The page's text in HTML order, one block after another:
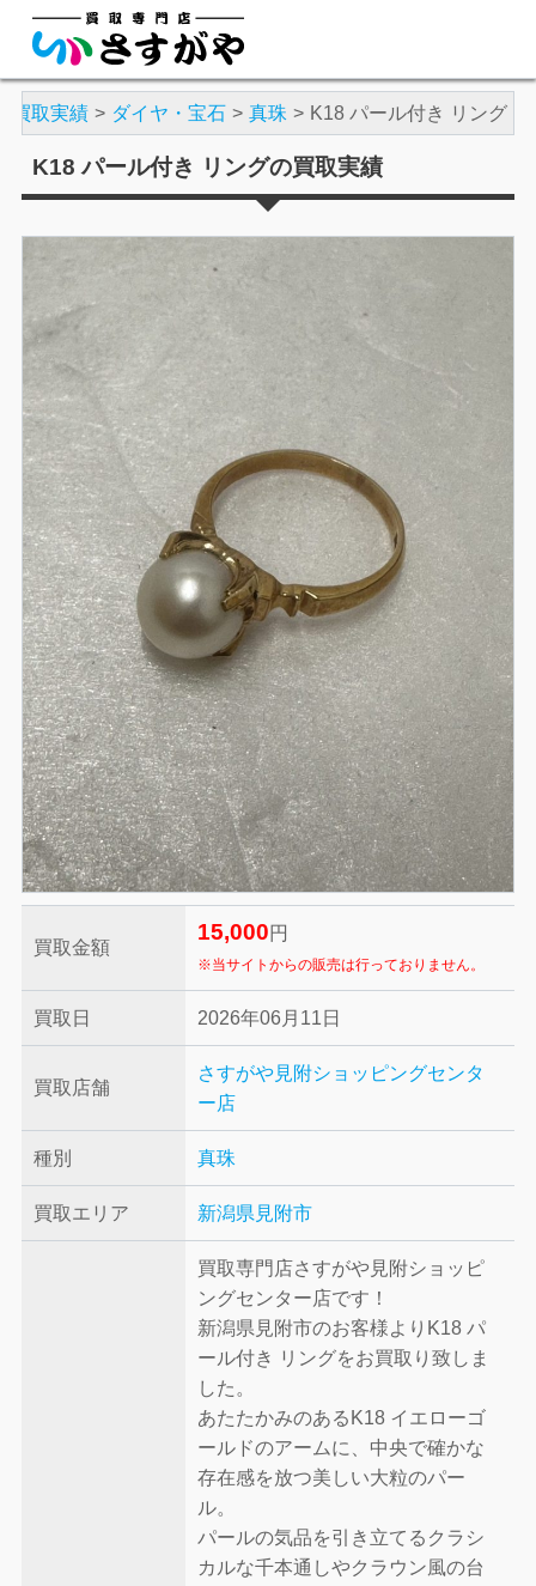
買取実績 ダイヤ・宝石 真珠 K18 パール付き リング
K18 パール付き リングの買取実績
買取金額
15,000 円
※当サイトからの販売は行っておりません。
買取日 2026年06月11日
買取店舗
さすがや見附ショッピングセンタ
ー店
種別 真珠
買取エリア 新潟県見附市
買取専門店さすがや見附ショッピ
ングセンター店です！
新潟県見附市のお客様よりK18 パ
ール付き リングをお買取り致しま
した。
あたたかみのあるK18 イエローゴ
ールドのアームに、中央で確かな
存在感を放つ美しい大粒のパー
ル。
パールの気品を引き立てるクラシ
カルな千本通しやクラウン風の台